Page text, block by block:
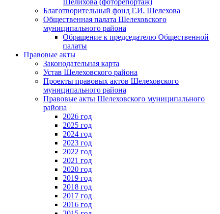
Благотворительный фонд Г.И. Шелехова
Общественная палата Шелеховского
муниципального района
Обращение к председателю Общественной
палаты
Правовые акты
Законодательная карта
Устав Шелеховского района
Проекты правовых актов Шелеховского
муниципального района
Правовые акты Шелеховского муниципального
района
2026 год
2025 год
2024 год
2023 год
2022 год
2021 год
2020 год
2019 год
2018 год
2017 год
2016 год